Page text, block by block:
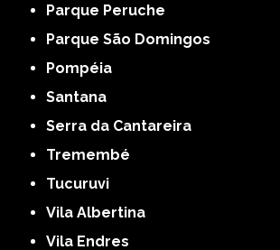
Parque Peruche
Parque São Domingos
Pompéia
Santana
Serra da Cantareira
Tremembé
Tucuruvi
Vila Albertina
Vila Endres